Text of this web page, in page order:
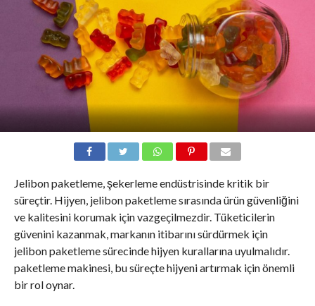
Jelibon paketleme, şekerleme endüstrisinde kritik bir
süreçtir. Hijyen, jelibon paketleme sırasında ürün güvenliğini
ve kalitesini korumak için vazgeçilmezdir. Tüketicilerin
güvenini kazanmak, markanın itibarını sürdürmek için
jelibon paketleme sürecinde hijyen kurallarına uyulmalıdır.
paketleme makinesi, bu süreçte hijyeni artırmak için önemli
bir rol oynar.